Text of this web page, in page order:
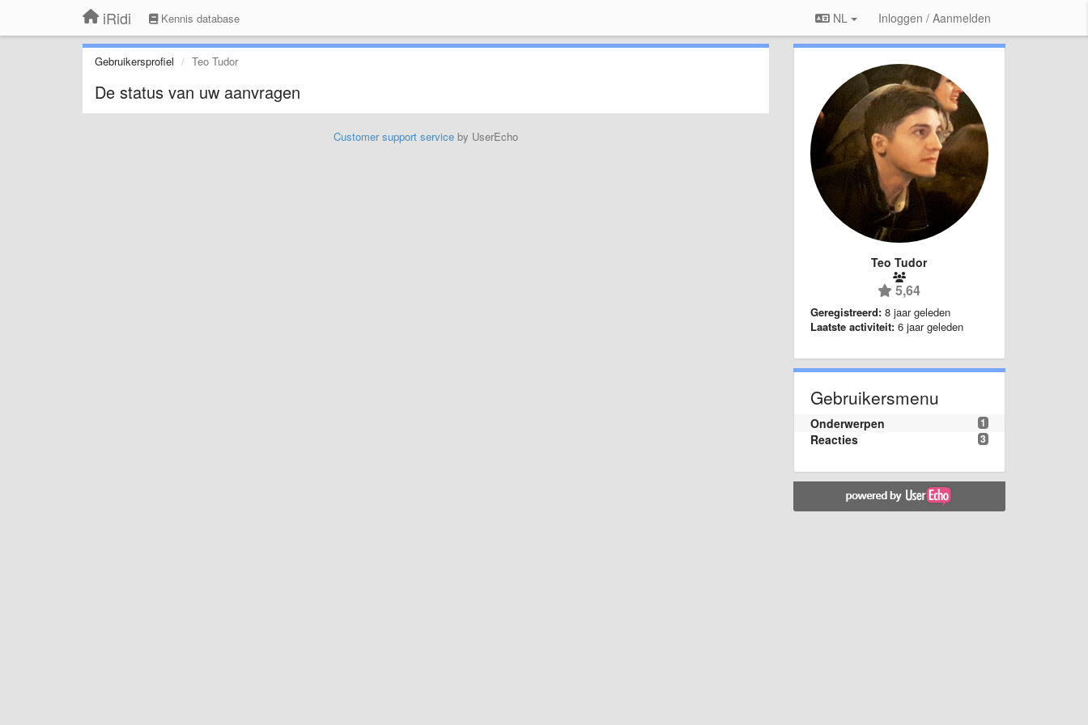
iRidi Kennis database NL Inloggen / Aanmelden
Gebruikersprofiel Teo Tudor
De status van uw aanvragen
Customer support serviceby UserEcho
Teo Tudor
5,64
Geregistreerd: 8 jaar geleden
Laatste activiteit: 6 jaar geleden
Gebruikersmenu
1
Onderwerpen
3
Reacties